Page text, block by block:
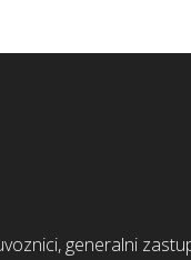
generalni